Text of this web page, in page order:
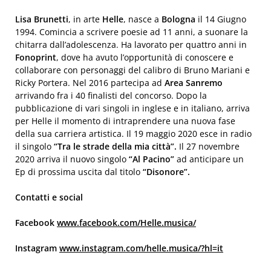
Lisa Brunetti, in arte Helle, nasce a Bologna il 14 Giugno
1994. Comincia a scrivere poesie ad 11 anni, a suonare la
chitarra dall’adolescenza. Ha lavorato per quattro anni in
Fonoprint, dove ha avuto l’opportunità di conoscere e
collaborare con personaggi del calibro di Bruno Mariani e
Ricky Portera. Nel 2016 partecipa ad Area Sanremo
arrivando fra i 40 finalisti del concorso. Dopo la
pubblicazione di vari singoli in inglese e in italiano, arriva
per Helle il momento di intraprendere una nuova fase
della sua carriera artistica. Il 19 maggio 2020 esce in radio
il singolo “Tra le strade della mia città”. Il 27 novembre
2020 arriva il nuovo singolo “Al Pacino” ad anticipare un
Ep di prossima uscita dal titolo “Disonore”.
Contatti e social
Facebook www.facebook.com/Helle.musica/
Instagram www.instagram.com/helle.musica/?hl=it